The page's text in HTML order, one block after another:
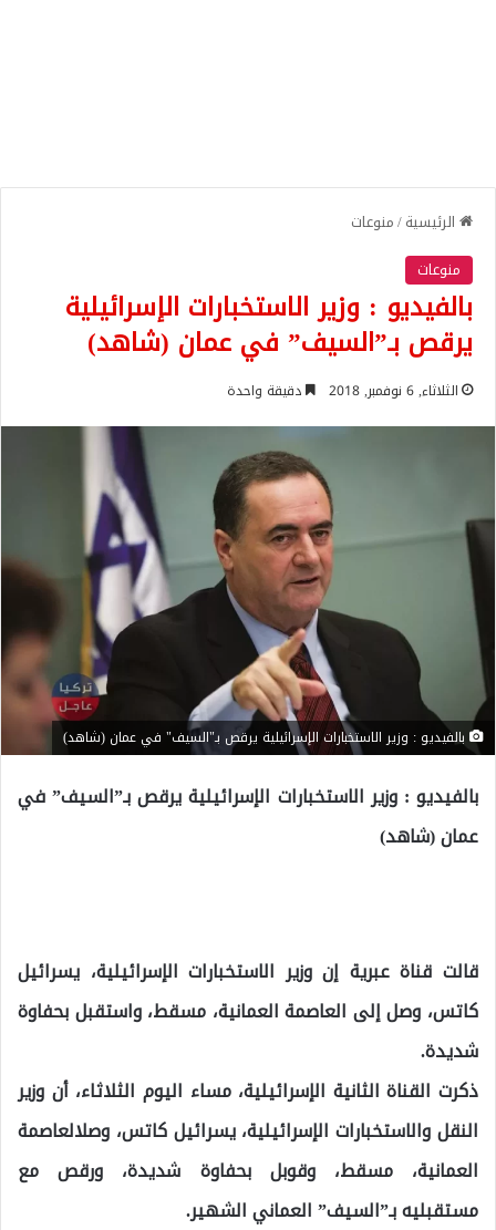
الرئيسية/منوعات
منوعات
بالفيديو : وزير الاستخبارات الإسرائيلية
يرقص بـ”السيف” في عمان (شاهد)
الثلاثاء, 6 نوفمبر, 2018 دقيقة واحدة
بالفيديو : وزير الاستخبارات الإسرائيلية يرقص بـ"السيف" في عمان (شاهد)
بالفيديو : وزير الاستخبارات الإسرائيلية يرقص بـ”السيف” في
عمان (شاهد)
قالت قناة عبرية إن وزير الاستخبارات الإسرائيلية، يسرائيل
كاتس، وصل إلى العاصمة العمانية، مسقط، واستقبل بحفاوة
شديدة.
ذكرت القناة الثانية الإسرائيلية، مساء اليوم الثلاثاء، أن وزير
النقل والاستخبارات الإسرائيلية، يسرائيل كاتس، وصلالعاصمة
العمانية، مسقط، وقوبل بحفاوة شديدة، ورقص مع
مستقبليه بـ”السيف” العماني الشهير.